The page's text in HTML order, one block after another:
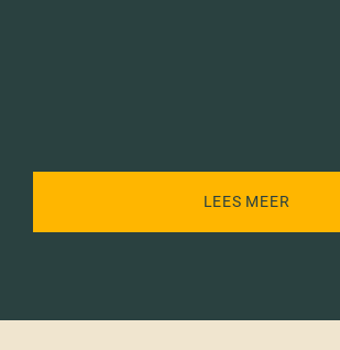
LEES MEER